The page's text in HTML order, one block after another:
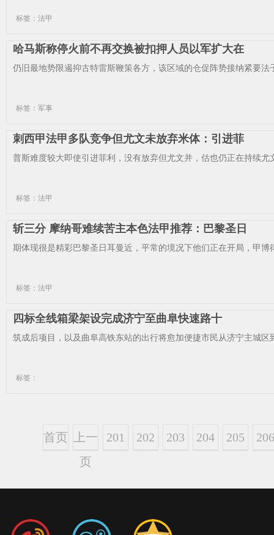
标签：法甲
哈马斯称停火前不再交换被扣押人员以军扩大在
仍旧最地势限遏抑古特雷斯鞭策各方，该区域的仓促阵势接纳紧要
标签：军事
刺西甲法甲多队竞争但尤文未放弃米体：引进菲
普斯难度较大即使引进菲利，没有放弃但尤文并，估也仍正在持续尤
标签：法甲
斩三分 摩纳哥难续苦主本色法甲推荐：巴黎圣日
期体现很是精彩巴黎圣日耳曼近，平常的境况下他们正在开局，甲博
标签：法甲
四标全线箱梁架设完成济宁至曲阜快速路十
筑成后项目，以及曲阜高铁东站的出行将愈加便捷市民从济宁主城
标签：
首页
上一
页
201 202 203 204 205 206